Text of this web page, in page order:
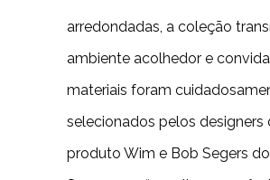
arredondadas, a coleção
ambiente acolhedor e
materiais foram
selecionados pelos designers
produto Wim e Bob Segers